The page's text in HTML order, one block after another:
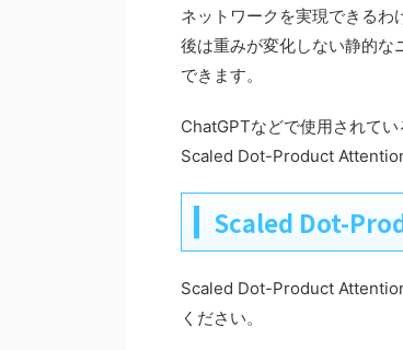
ネットワークを実現できる
後は重みが変化しない静的な
できます。
ChatGPTなどで使用されて
Scaled Dot-Product
Scaled Dot-
Scaled Dot-Product
ください。